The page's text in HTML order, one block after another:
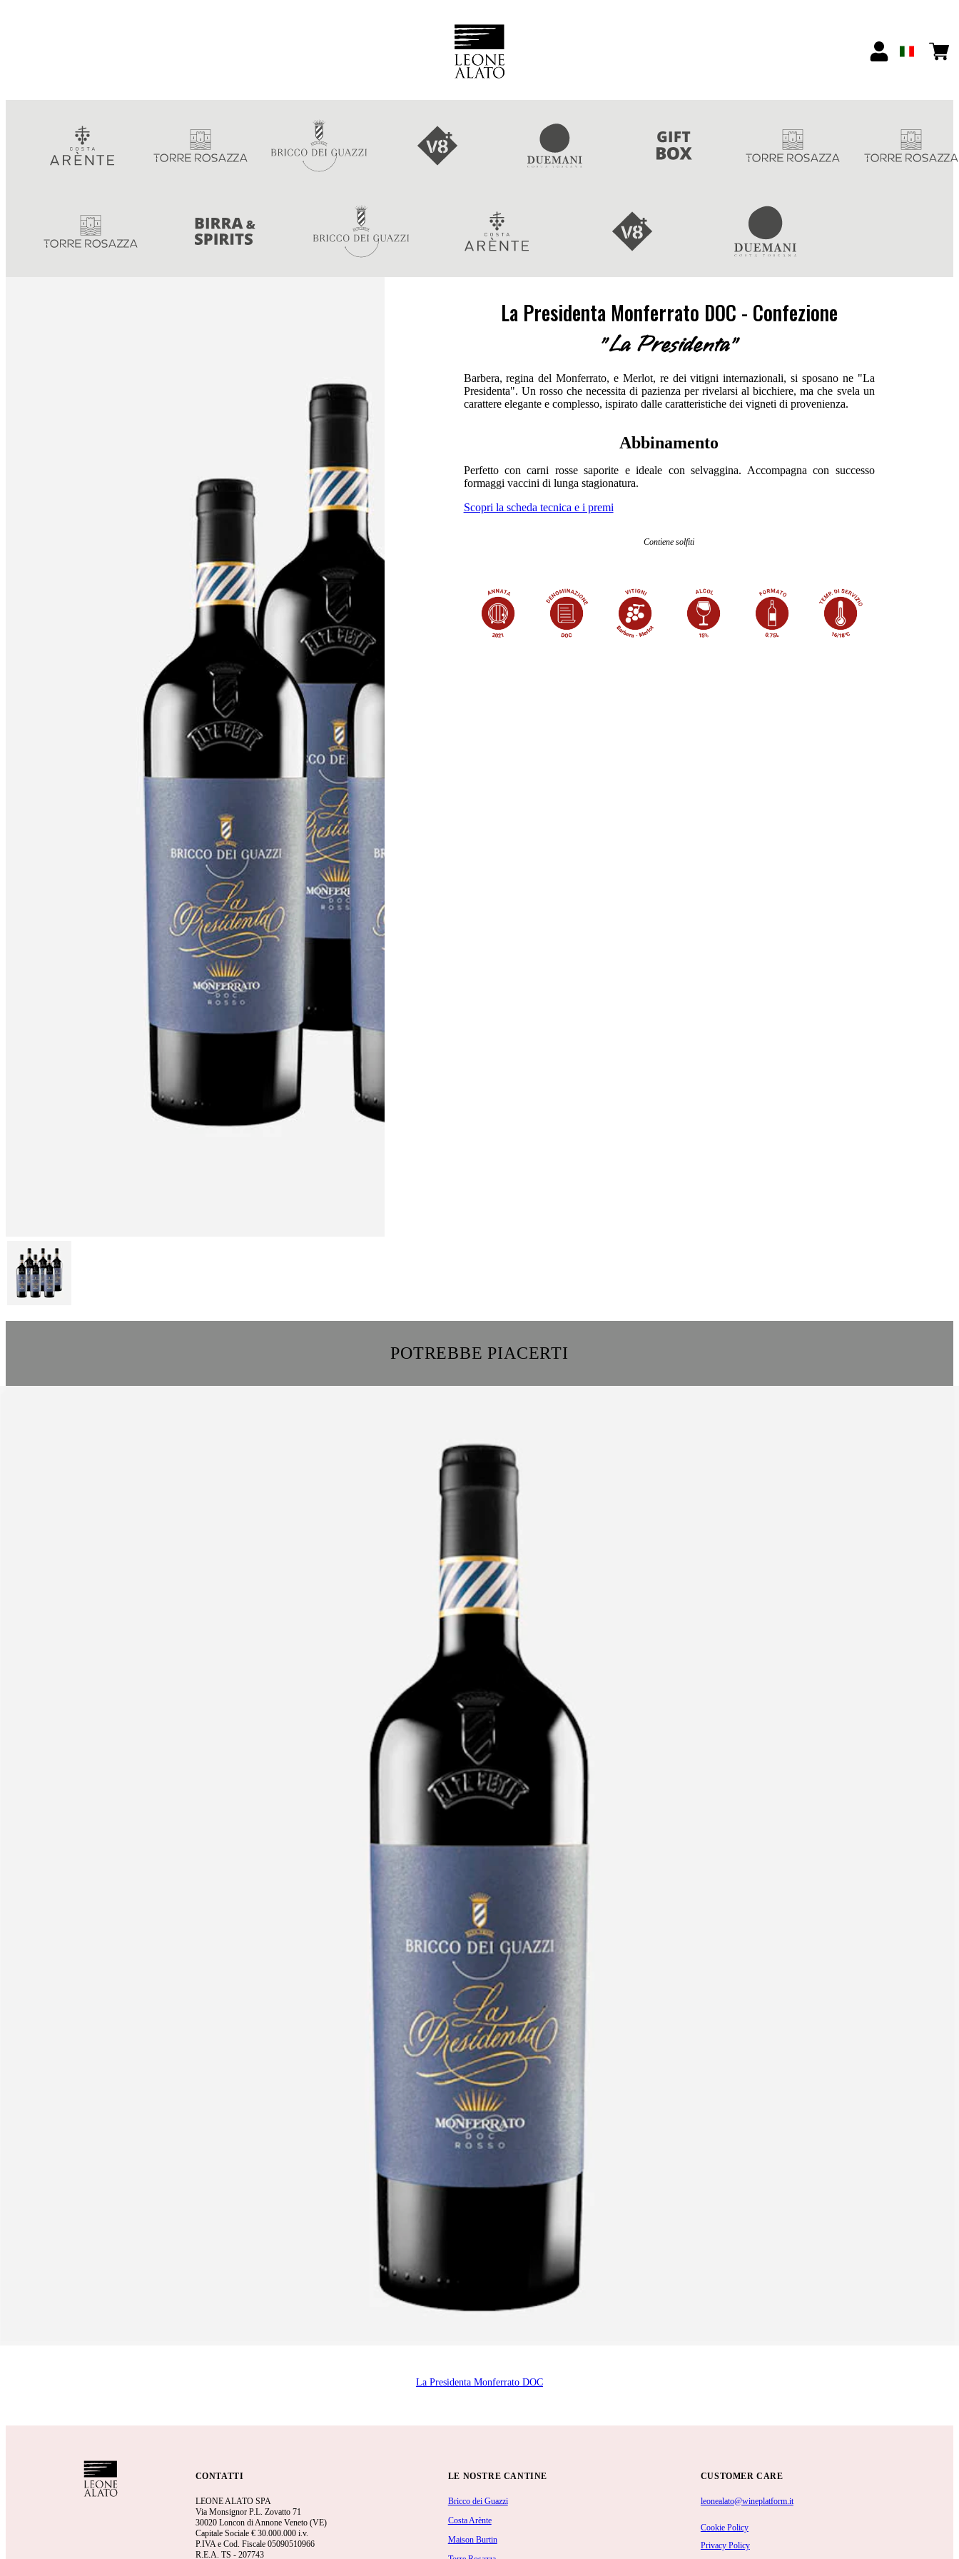
La Presidenta Monferrato DOC - Confezione
"La Presidenta"
Barbera, regina del Monferrato, e Merlot, re dei vitigni internazionali, si sposano ne "La
Presidenta". Un rosso che necessita di pazienza per rivelarsi al bicchiere, ma che svela un
carattere elegante e complesso, ispirato dalle caratteristiche dei vigneti di provenienza.
Abbinamento
Perfetto con carni rosse saporite e ideale con selvaggina. Accompagna con successo
formaggi vaccini di lunga stagionatura.
Scopri la scheda tecnica e i premi
Contiene solfiti
POTREBBE PIACERTI
La Presidenta Monferrato DOC
CONTATTI
LEONE ALATO SPA
Via Monsignor P.L. Zovatto 71
30020 Loncon di Annone Veneto (VE)
Capitale Sociale € 30.000.000 i.v.
P.IVA e Cod. Fiscale 05090510966
R.E.A. TS - 207743
LE NOSTRE CANTINE
Bricco dei Guazzi
Costa Arènte
Maison Burtin
CUSTOMER CARE
leonealato@wineplatform.it
Cookie Policy
Privacy Policy